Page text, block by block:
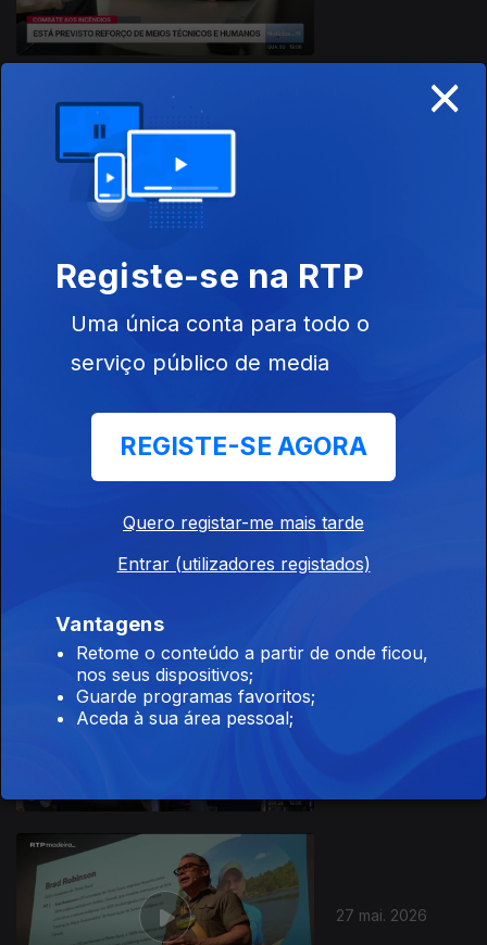
29 mai. 2026
27 mai. 2026
931973
×
Registe-se na RTP
Uma única conta para todo o
serviço público de media
REGISTE-SE AGORA
Quero registar-me mais tarde
Entrar (utilizadores registados)
Vantagens
Retome o conteúdo a partir de onde ficou,
nos seus dispositivos;
Guarde programas favoritos;
Aceda à sua área pessoal;